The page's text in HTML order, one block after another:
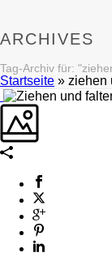
ARCHIVES
Tag-Archiv für:
Startseite » ziehen